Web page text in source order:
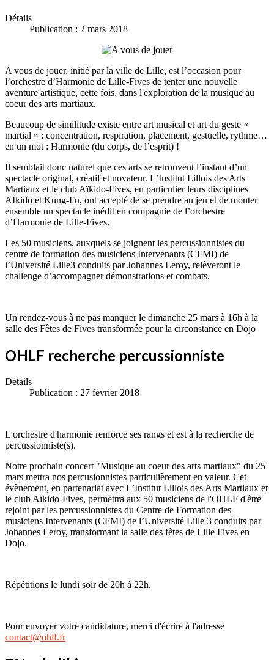
Détails
Publication : 2 mars 2018
A vous de jouer, initié par la ville de Lille, est l’occasion pour
l’orchestre d’Harmonie de Lille-Fives de tenter une nouvelle
aventure artistique, cette fois, dans l'exploration de la musique au
coeur des arts martiaux.
Beaucoup de similitude existe entre art musical et art du geste «
martial » : concentration, respiration, placement, gestuelle, rythme…
en un mot : Harmonie (du corps, de l’esprit) !
Il semblait donc naturel que ces arts se retrouvent l’instant d’un
spectacle original, créatif et novateur. L’Institut Lillois des Arts
Martiaux et le club Aïkido-Fives, en particulier leurs disciplines
AÏkido et Kung-Fu, ont accepté de se prendre au jeu et de monter
ensemble un spectacle inédit en compagnie de l’orchestre
d’Harmonie de Lille-Fives.
Les 50 musiciens, auxquels se joignent les percussionnistes du
centre de formation des musiciens Intervenants (CFMI) de
l’Université Lille3 conduits par Johannes Leroy, relèveront le
challenge d’accompagner démonstrations et combats.
Un rendez-vous à ne pas manquer le dimanche 25 mars à 16h à la
salle des Fêtes de Fives transformée pour la circonstance en Dojo
OHLF recherche percussionniste
Détails
Publication : 27 février 2018
L'orchestre d'harmonie renforce ses rangs et est à la recherche de
percussionniste(s).
Notre prochain concert "Musique au coeur des arts martiaux" du 25
mars mettra nos percusionnistes particulièrement en valeur. Cet
évènement, en partenariat avec L’Institut Lillois des Arts Martiaux et
le club Aïkido-Fives, permettra aux 50 musiciens de l'OHLF d'être
rejoint par les percussionnistes du Centre de Formation des
musiciens Intervenants (CFMI) de l’Université Lille 3 conduits par
Johannes Leroy, transformant la salle des fêtes de Lille Fives en
Dojo.
Répétitions le lundi soir de 20h à 22h.
Pour envoyer votre candidature, merci d'écrire à l'adresse
contact@ohlf.fr